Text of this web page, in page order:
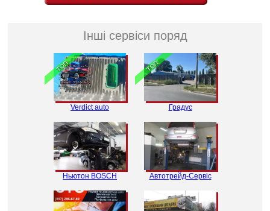
Інші сервіси поряд
Verdict auto
ТОП
Градус
ТОП
Ньютон BOSCH Автотрейд-Сервіс